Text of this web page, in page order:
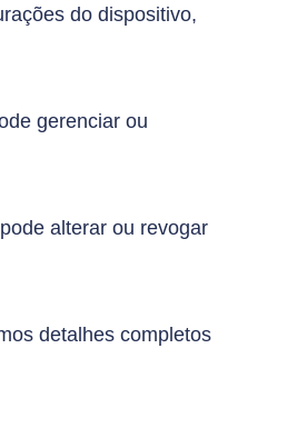
do dispositivo,
gerenciar ou
alterar ou revogar
detalhes completos